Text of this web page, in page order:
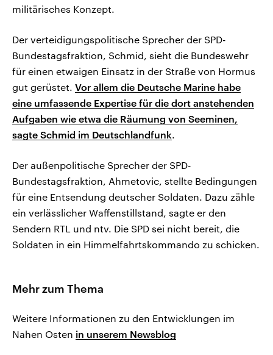
militärisches Konzept.
Der verteidigungspolitische Sprecher der SPD-
Bundestagsfraktion, Schmid, sieht die Bundeswehr
für einen etwaigen Einsatz in der Straße von Hormus
gut gerüstet. Vor allem die Deutsche Marine habe
eine umfassende Expertise für die dort anstehenden
Aufgaben wie etwa die Räumung von Seeminen,
sagte Schmid im Deutschlandfunk.
Der außenpolitische Sprecher der SPD-
Bundestagsfraktion, Ahmetovic, stellte Bedingungen
für eine Entsendung deutscher Soldaten. Dazu zähle
ein verlässlicher Waffenstillstand, sagte er den
Sendern RTL und ntv. Die SPD sei nicht bereit, die
Soldaten in ein Himmelfahrtskommando zu schicken.
Mehr zum Thema
Weitere Informationen zu den Entwicklungen im
Nahen Osten in unserem Newsblog